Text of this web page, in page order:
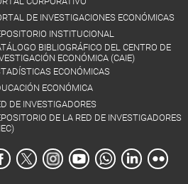
DE INVESTIGACIONES ECONÓMICAS
INSTITUCIONAL
BIBLIOGRÁFICO DEL CENTRO DE
ECONÓMICA (CAIE)
ECONÓMICAS
ECONÓMICA
DE INVESTIGADORES
DE LA RED DE INVESTIGADORES